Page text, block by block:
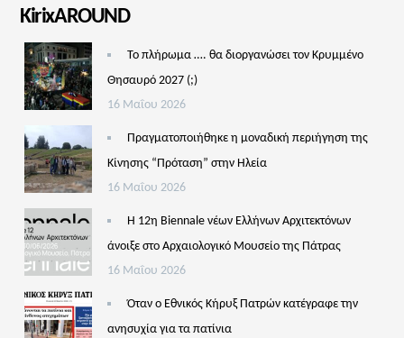
KirixAROUND
Το πλήρωμα …. θα διοργανώσει τον Κρυμμένο
Θησαυρό 2027 (;)
16 Μαΐου 2026
Πραγματοποιήθηκε η μοναδική περιήγηση της
Κίνησης “Πρόταση” στην Ηλεία
16 Μαΐου 2026
Η 12η Biennale νέων Ελλήνων Αρχιτεκτόνων
άνοιξε στο Αρχαιολογικό Μουσείο της Πάτρας
16 Μαΐου 2026
Όταν ο Εθνικός Κήρυξ Πατρών κατέγραφε την
ανησυχία για τα πατίνια